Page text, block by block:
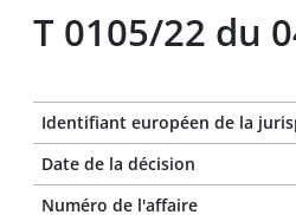
T 0105/22 du
Identifiant européen de la
Date de la décision
Numéro de l'affaire